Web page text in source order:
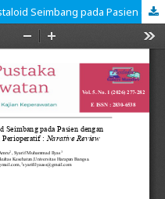
Perbandingan Efek Salin dan Kristaloid Seimbang pada Pasien dengan Penyakit Ginjal Kronis dalam Setting Perioperatif : Narative Review